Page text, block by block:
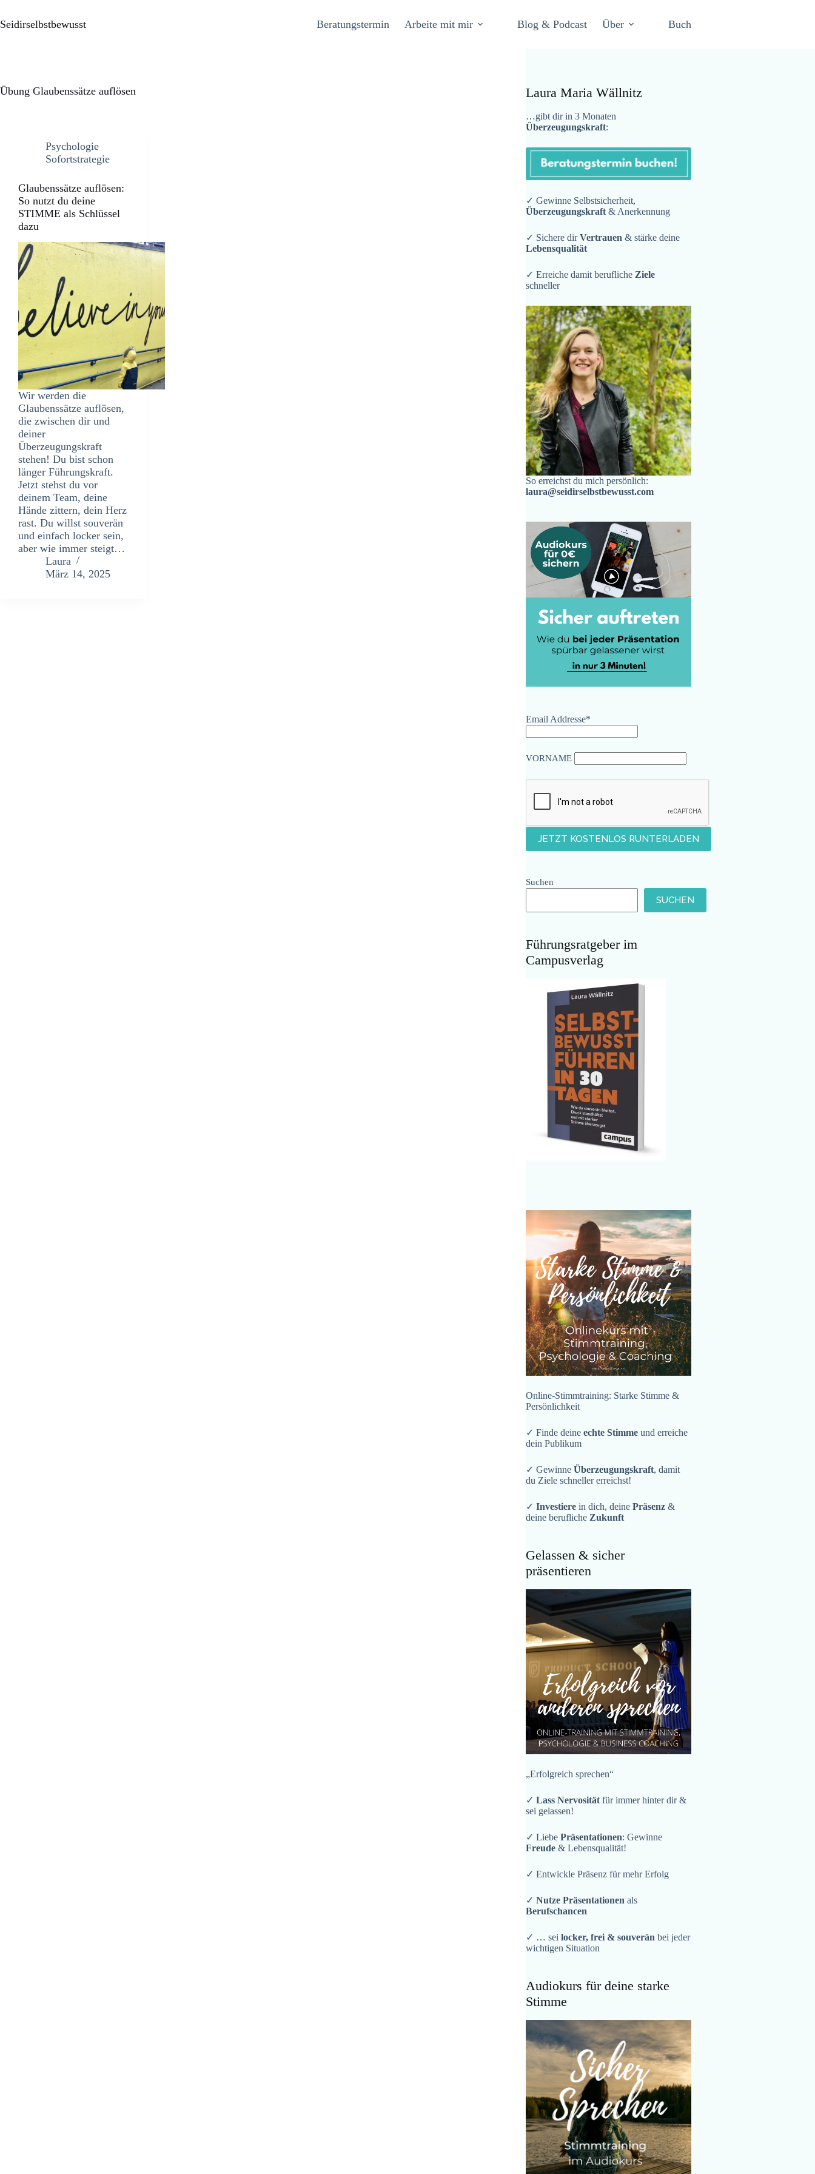
Seidirselbstbewusst Beratungstermin Arbeite mit mir Blog & Podcast Über Buch
Übung Glaubenssätze auflösen
Psychologie
Sofortstrategie
Glaubenssätze auflösen:
So nutzt du deine
STIMME als Schlüssel
dazu
Wir werden die
Glaubenssätze auflösen,
die zwischen dir und
deiner
Überzeugungskraft
stehen! Du bist schon
länger Führungskraft.
Jetzt stehst du vor
deinem Team, deine
Hände zittern, dein Herz
rast. Du willst souverän
und einfach locker sein,
aber wie immer steigt…
Laura
März 14, 2025
Laura Maria Wällnitz
…gibt dir in 3 Monaten
Überzeugungskraft:
✓ Gewinne Selbstsicherheit,
Überzeugungskraft & Anerkennung
✓ Sichere dirVertrauen & stärke deine
Lebensqualität
✓ Erreiche damit berufliche Ziele
schneller
So erreichst du mich persönlich:
laura@seidirselbstbewusst.com
Email Addresse*
VORNAME
Suchen
SUCHEN
Führungsratgeber im
Campusverlag
Online-Stimmtraining: Starke Stimme &
Persönlichkeit
✓ Finde deineechte Stimme und erreiche
dein Publikum
✓ GewinneÜberzeugungskraft, damit
du Ziele schneller erreichst!
✓Investiere in dich, deinePräsenz &
deine berufliche Zukunft
Gelassen & sicher
präsentieren
„Erfolgreich sprechen“
✓Lass Nervosität für immer hinter dir &
sei gelassen!
✓ LiebePräsentationen: Gewinne
Freude & Lebensqualität!
✓ Entwickle Präsenz für mehr Erfolg
✓Nutze Präsentationenals
Berufschancen
✓ … seilocker, frei & souverän bei jeder
wichtigen Situation
Audiokurs für deine starke
Stimme